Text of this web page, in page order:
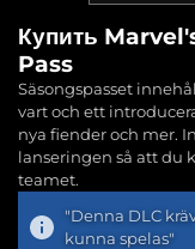
Купить
Pass
Säsongspasset
vart och ett
nya fiender och mer.
lanseringen så att du
teamet.
"Denna DLC
kunna spelas"